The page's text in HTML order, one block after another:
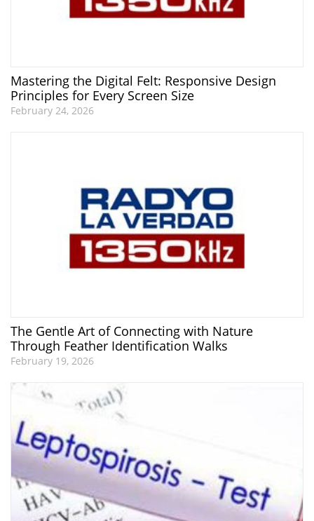
Mastering the Digital Felt: Responsive Design
Principles for Every Screen Size
February 24, 2026
The Gentle Art of Connecting with Nature
Through Feather Identification Walks
February 19, 2026